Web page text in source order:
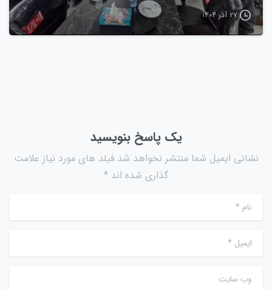
۲۷ آذر ۱۴۰۴
یک پاسخ بنویسید
نشانی ایمیل شما منتشر نخواهد شد.فیلد های مورد نیاز علامت
گذاری شده اند *
نام*
ایمیل *
وب سایت